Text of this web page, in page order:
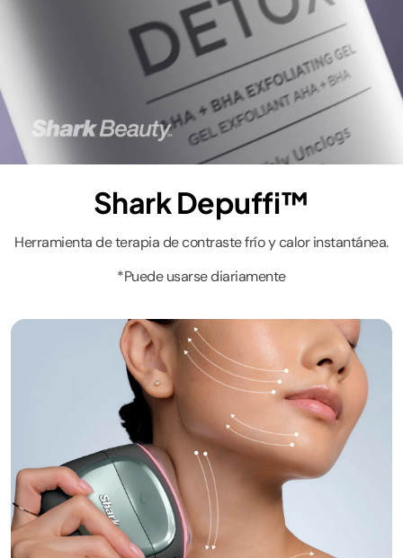
Play
Video
Shark Depuffi™
Herramienta de terapia de contraste frío y calor instantánea.
*Puede usarse diariamente